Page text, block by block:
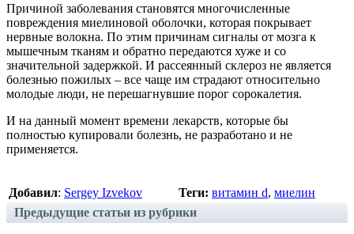
Причиной заболевания становятся многочисленные
повреждения миелиновой оболочки, которая покрывает
нервные волокна. По этим причинам сигналы от мозга к
мышечным тканям и обратно передаются хуже и со
значительной задержкой. И рассеянный склероз не является
болезнью пожилых – все чаще им страдают относительно
молодые люди, не перешагнувшие порог сорокалетия.
И на данный момент времени лекарств, которые бы
полностью купировали болезнь, не разработано и не
применяется.
Добавил: Sergey Izvekov Теги: витамин d, миелин
Предыдущие статьи из рубрики